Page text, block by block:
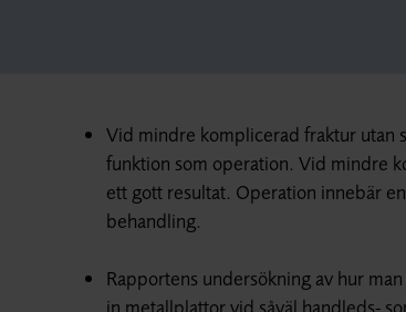
Vid mindre komplicerad fraktur utan
funktion som operation. Vid mindre
ett gott resultat. Operation innebär
behandling.
Rapportens undersökning av hur